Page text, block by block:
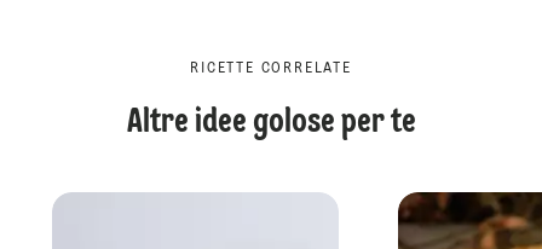
RICETTE CORRELATE
Altre idee golose per te